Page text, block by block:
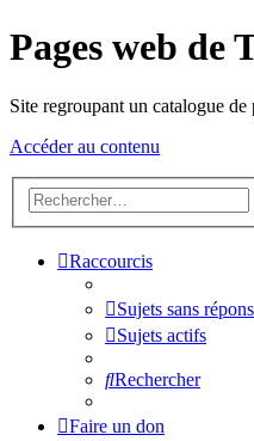
Pages web de
Site regroupant un catalogue de
Accéder au contenu
Raccourcis
Sujets sans
Sujets actifs
Rechercher
Faire un don